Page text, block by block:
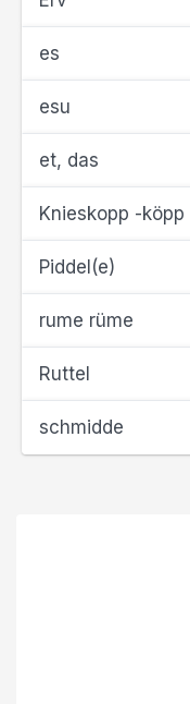
es
esu
et, das
Knieskopp -köpp
Piddel(e)
rume rüme
Ruttel
schmidde